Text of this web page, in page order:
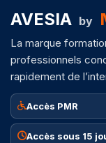
AVESIA by
La marque
professionnels
rapidement de
Accès PMR
Accès sous 15